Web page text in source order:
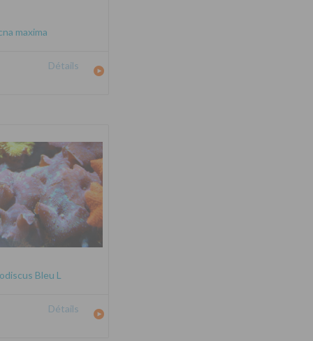
maxima
Détails
Bleu L
Détails